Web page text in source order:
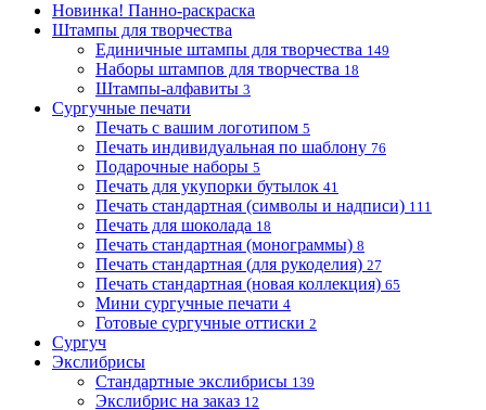
Новинка! Панно-раскраска
Штампы для творчества
Единичные штампы для творчества 149
Наборы штампов для творчества 18
Штампы-алфавиты 3
Сургучные печати
Печать с вашим логотипом 5
Печать индивидуальная по шаблону 76
Подарочные наборы 5
Печать для укупорки бутылок 41
Печать стандартная (символы и надписи) 111
Печать для шоколада 18
Печать стандартная (монограммы) 8
Печать стандартная (для рукоделия) 27
Печать стандартная (новая коллекция) 65
Мини сургучные печати 4
Готовые сургучные оттиски 2
Сургуч
Экслибрисы
Стандартные экслибрисы 139
Экслибрис на заказ 12